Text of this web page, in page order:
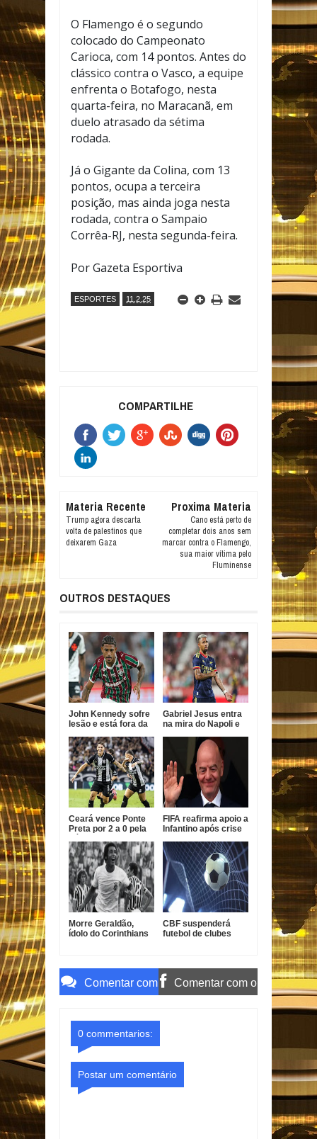
O Flamengo é o segundo
colocado do Campeonato
Carioca, com 14 pontos. Antes do
clássico contra o Vasco, a equipe
enfrenta o Botafogo, nesta
quarta-feira, no Maracanã, em
duelo atrasado da sétima
rodada.
Já o Gigante da Colina, com 13
pontos, ocupa a terceira
posição, mas ainda joga nesta
rodada, contra o Sampaio
Corrêa-RJ, nesta segunda-feira.
Por Gazeta Esportiva
ESPORTES 11.2.25
COMPARTILHE
Materia Recente
Trump agora descarta
volta de palestinos que
deixarem Gaza
Proxima Materia
Cano está perto de
completar dois anos sem
marcar contra o Flamengo,
sua maior vítima pelo
Fluminense
OUTROS DESTAQUES
John Kennedy sofre
lesão e está fora da
Fluminense
Gabriel Jesus entra
na mira do Napoli e
Ceará vence Ponte
Preta por 2 a 0 pela
FIFA reafirma apoio a
Infantino após crise
comercial
Morre Geraldão,
ídolo do Corinthians
CBF suspenderá
futebol de clubes
Comentar com Comentar com o
0 commentarios:
Postar um comentário